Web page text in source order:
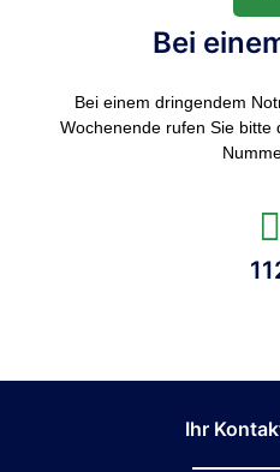
Bei
Bei einem dringendem
Wochenende rufen Sie
Ihr